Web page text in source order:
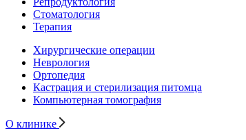
Стоматология
Терапия
Хирургические операции
Неврология
Ортопедия
Кастрация и стерилизация питомца
Компьютерная томография
О клинике